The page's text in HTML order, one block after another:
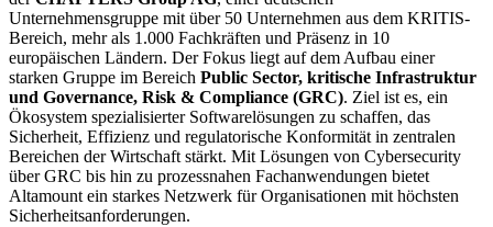
Unternehmensgruppe mit über 50 Unternehmen aus dem KRITIS-
Bereich, mehr als 1.000 Fachkräften und Präsenz in 10
europäischen Ländern. Der Fokus liegt auf dem Aufbau einer
starken Gruppe im Bereich Public Sector, kritische Infrastruktur
und Governance, Risk & Compliance (GRC). Ziel ist es, ein
Ökosystem spezialisierter Softwarelösungen zu schaffen, das
Sicherheit, Effizienz und regulatorische Konformität in zentralen
Bereichen der Wirtschaft stärkt. Mit Lösungen von Cybersecurity
über GRC bis hin zu prozessnahen Fachanwendungen bietet
Altamount ein starkes Netzwerk für Organisationen mit höchsten
Sicherheitsanforderungen.